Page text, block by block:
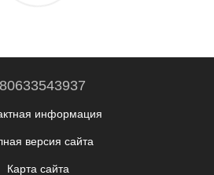
информация
версия сайта
Карта сайта